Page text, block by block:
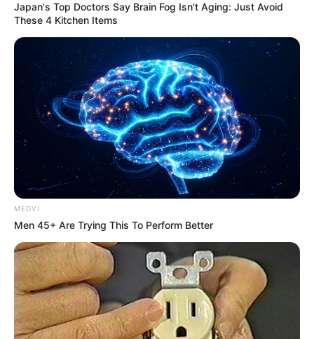
Japan's Top Doctors Say Bra​in Fo​g Isn't Aging: Just Avoid
These 4 Kitchen Items
MEDVI
Men 45+ Are Trying This To Perform Better